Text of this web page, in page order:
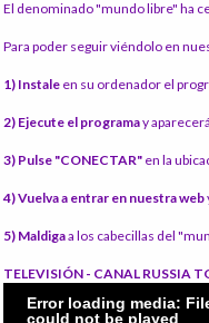
El denominado "mundo libre" ha
Para poder seguir viéndolo en
1) Instale en su ordenador el
2) Ejecute el programay
3) Pulse "CONECTAR" en la
4) Vuelva a entrar en nuestra web
5) Maldigaa los cabecillas del
TELEVISIÓN - CANAL RUSSIA